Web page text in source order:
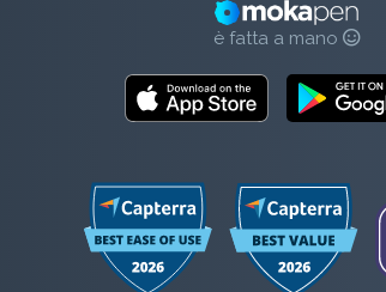
è fatta a mano